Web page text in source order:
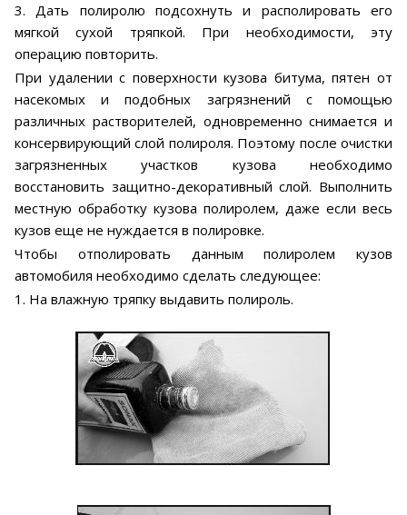
3. Дать полиролю подсохнуть и располировать его
мягкой сухой тряпкой. При необходимости, эту
операцию повторить.
При удалении с поверхности кузова битума, пятен от
насекомых и подобных загрязнений с помощью
различных растворителей, одновременно снимается и
консервирующий слой полироля. Поэтому после очистки
загрязненных участков кузова необходимо
восстановить защитно-декоративный слой. Выполнить
местную обработку кузова полиролем, даже если весь
кузов еще не нуждается в полировке.
Чтобы отполировать данным полиролем кузов
автомобиля необходимо сделать следующее:
1. На влажную тряпку выдавить полироль.